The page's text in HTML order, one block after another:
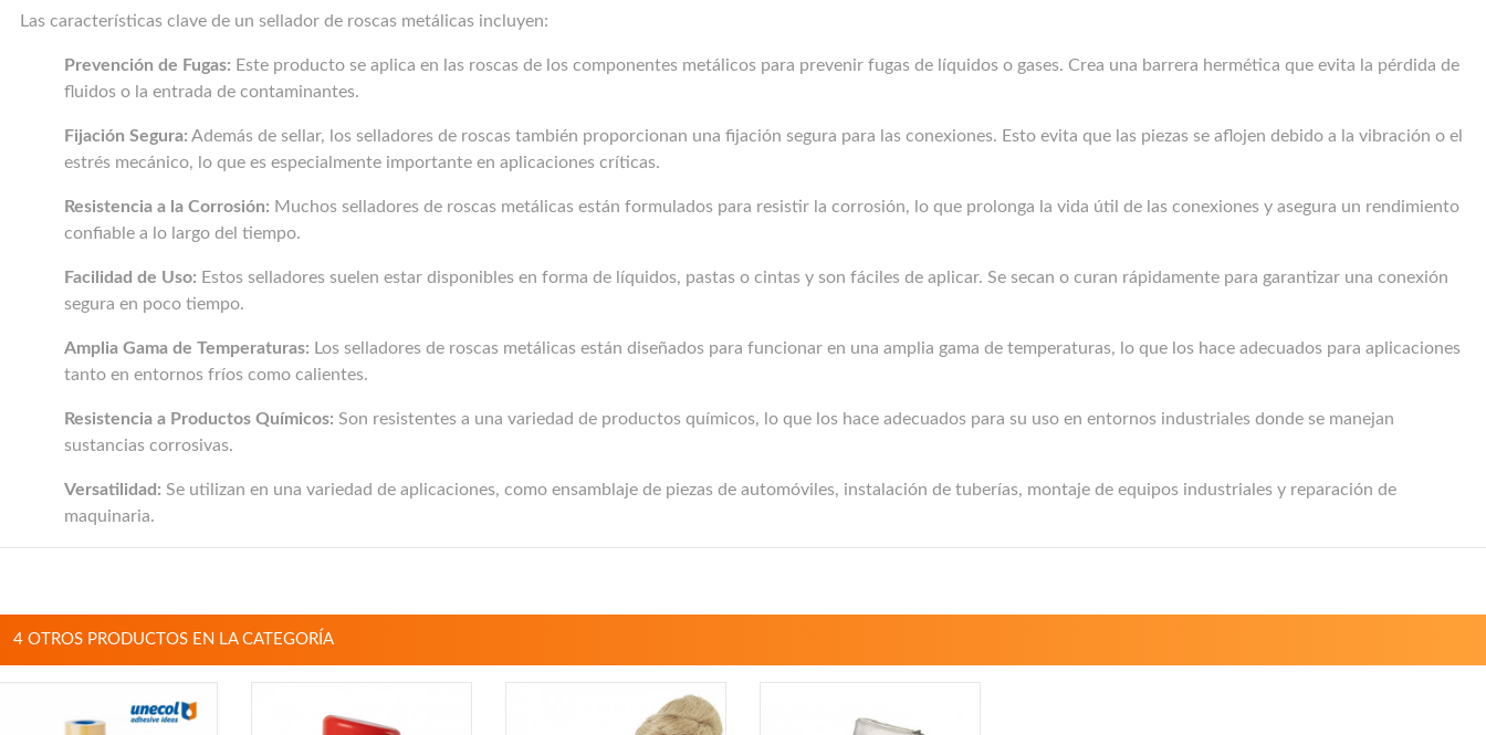
Las características clave de un sellador de roscas metálicas incluyen:
Prevención de Fugas: Este producto se aplica en las roscas de los componentes metálicos para prevenir fugas de líquidos o gases. Crea una barrera hermética que evita la pérdida de
fluidos o la entrada de contaminantes.
Fijación Segura: Además de sellar, los selladores de roscas también proporcionan una fijación segura para las conexiones. Esto evita que las piezas se aflojen debido a la vibración o el
estrés mecánico, lo que es especialmente importante en aplicaciones críticas.
Resistencia a la Corrosión: Muchos selladores de roscas metálicas están formulados para resistir la corrosión, lo que prolonga la vida útil de las conexiones y asegura un rendimiento
confiable a lo largo del tiempo.
Facilidad de Uso: Estos selladores suelen estar disponibles en forma de líquidos, pastas o cintas y son fáciles de aplicar. Se secan o curan rápidamente para garantizar una conexión
segura en poco tiempo.
Amplia Gama de Temperaturas: Los selladores de roscas metálicas están diseñados para funcionar en una amplia gama de temperaturas, lo que los hace adecuados para aplicaciones
tanto en entornos fríos como calientes.
Resistencia a Productos Químicos: Son resistentes a una variedad de productos químicos, lo que los hace adecuados para su uso en entornos industriales donde se manejan
sustancias corrosivas.
Versatilidad: Se utilizan en una variedad de aplicaciones, como ensamblaje de piezas de automóviles, instalación de tuberías, montaje de equipos industriales y reparación de
maquinaria.
4 OTROS PRODUCTOS EN LA CATEGORÍA